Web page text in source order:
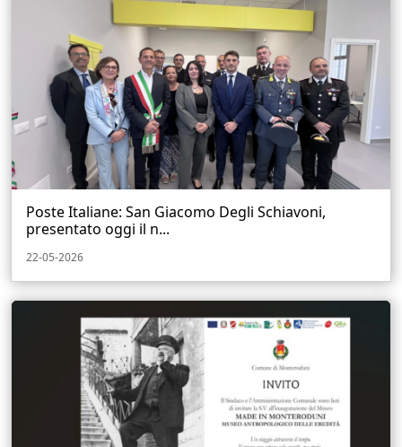
Poste Italiane: San Giacomo Degli Schiavoni,
presentato oggi il n...
22-05-2026